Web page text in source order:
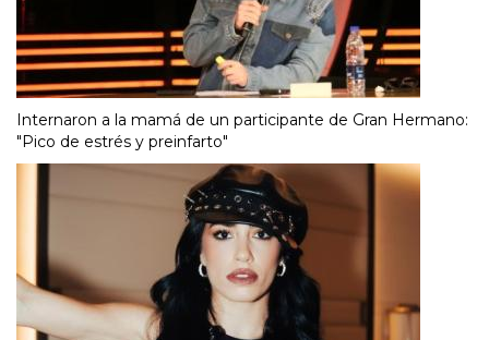
Internaron a la mamá de un participante de Gran Hermano:
"Pico de estrés y preinfarto"